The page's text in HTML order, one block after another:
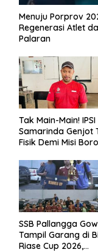
Menuju Porprov
Regenerasi Atlet
Palaran
Tak Main-Main! IPSI
Samarinda Genjot
Fisik Demi Misi
Kaltim 2026
SSB Pallangga
Tampil Garang di
Riase Cup 2026,